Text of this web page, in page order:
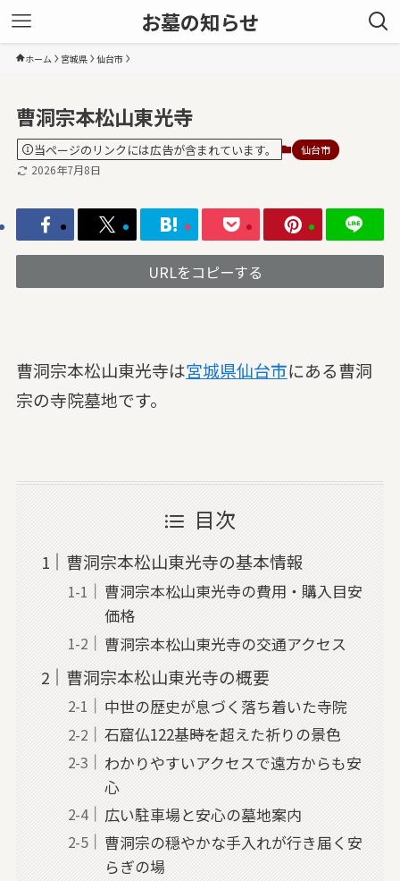
お墓の知らせ
ホーム 宮城県 仙台市
曹洞宗本松山東光寺
当ページのリンクには広告が含まれています。 仙台市
2026年7月8日
URLをコピーする
曹洞宗本松山東光寺は宮城県仙台市にある曹洞
宗の寺院墓地です。
目次
曹洞宗本松山東光寺の基本情報
曹洞宗本松山東光寺の費用・購入目安
価格
曹洞宗本松山東光寺の交通アクセス
曹洞宗本松山東光寺の概要
中世の歴史が息づく落ち着いた寺院
石窟仏122基――時を超えた祈りの景色
わかりやすいアクセスで遠方からも安
心
広い駐車場と安心の墓地案内
曹洞宗の穏やかな手入れが行き届く安
らぎの場